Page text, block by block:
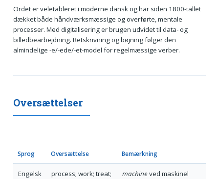
Ordet er veletableret i moderne dansk og har siden 1800-tallet
dækket både håndværksmæssige og overførte, mentale
processer. Med digitalisering er brugen udvidet til data- og
billedbearbejdning. Retskrivning og bøjning følger den
almindelige -e/-ede/-et-model for regelmæssige verber.
Oversættelser
Sprog Oversættelse Bemærkning
Engelsk
process; work; treat;
machineved maskinel